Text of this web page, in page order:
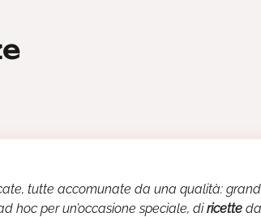
tutte accomunate da una qualità:
hoc per un’occasione speciale, diricette